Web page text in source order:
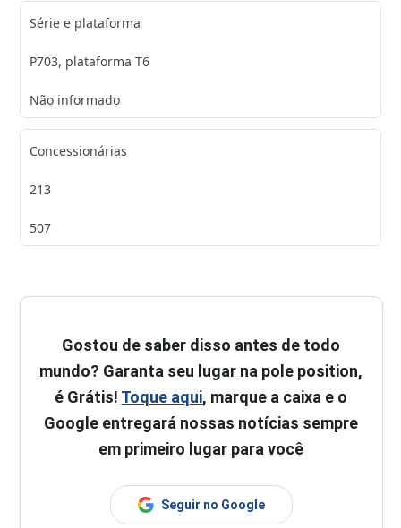
Série e plataforma
P703, plataforma T6
Não informado
Concessionárias
213
507
Gostou de saber disso antes de todo
mundo? Garanta seu lugar na pole position,
é Grátis! Toque aqui, marque a caixa e o
Google entregará nossas notícias sempre
em primeiro lugar para você
Seguir no Google